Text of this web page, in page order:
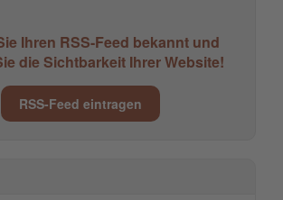
Ihren RSS-Feed bekannt und
die Sichtbarkeit Ihrer Website!
RSS-Feed eintragen